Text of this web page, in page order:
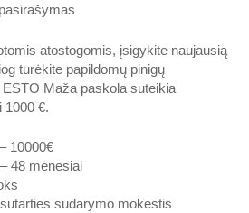
atostogomis, įsigykite naujausią
turėkite papildomų pinigų
Maža paskola suteikia
1000 €.
10000€
48 mėnesiai
sudarymo mokestis